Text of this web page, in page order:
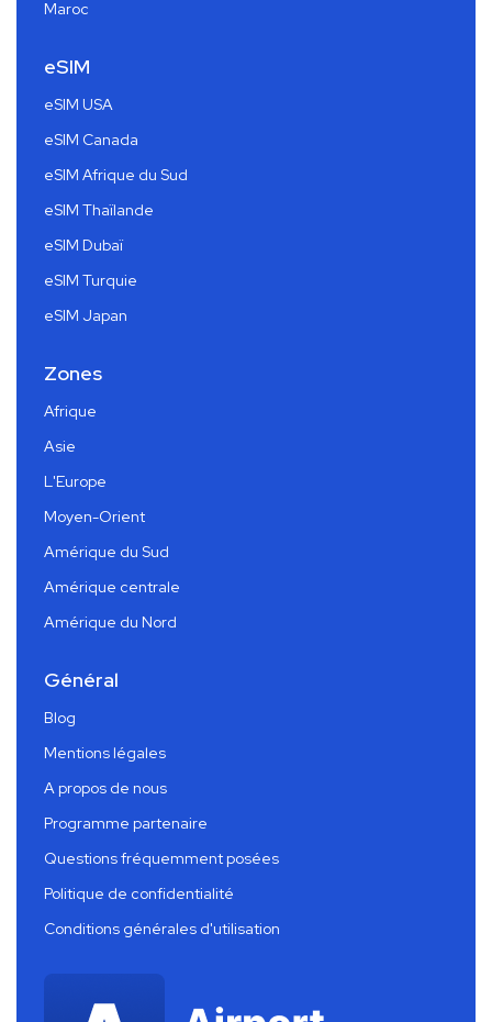
Maroc
eSIM
eSIM USA
eSIM Canada
eSIM Afrique du Sud
eSIM Thaïlande
eSIM Dubaï
eSIM Turquie
eSIM Japan
Zones
Afrique
Asie
L'Europe
Moyen-Orient
Amérique du Sud
Amérique centrale
Amérique du Nord
Général
Blog
Mentions légales
A propos de nous
Programme partenaire
Questions fréquemment posées
Politique de confidentialité
Conditions générales d'utilisation